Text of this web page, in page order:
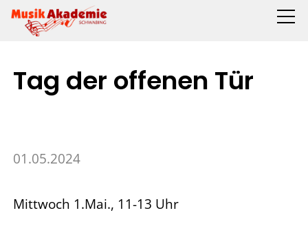
Tag der offenen Tür
01.05.2024
Mittwoch 1.Mai., 11-13 Uhr